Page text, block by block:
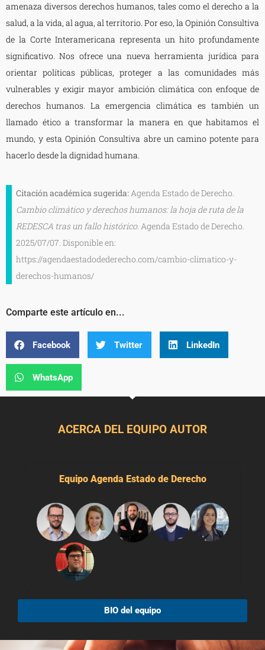
amenaza diversos derechos humanos, tales como el derecho a la
salud, a la vida, al agua, al territorio. Por eso, la Opinión Consultiva
de la Corte Interamericana representa un hito profundamente
significativo. Nos ofrece una nueva herramienta jurídica para
orientar políticas públicas, proteger a las comunidades más
vulnerables y exigir mayor ambición climática con enfoque de
derechos humanos. La emergencia climática es también un
llamado ético a transformar la manera en que habitamos el
mundo, y esta Opinión Consultiva abre un camino potente para
hacerlo desde la dignidad humana.
Citación académica sugerida:Agenda Estado de Derecho.
Cambio climático y derechos humanos: la hoja de ruta de la
REDESCA tras un fallo histórico. Agenda Estado de Derecho.
2025/07/07. Disponible en:
https://agendaestadodederecho.com/cambio-climatico-y-
derechos-humanos/
Comparte este artículo en...
Facebook Twitter LinkedIn
WhatsApp
ACERCA DEL EQUIPO AUTOR
Equipo Agenda Estado de Derecho
BIO del equipo